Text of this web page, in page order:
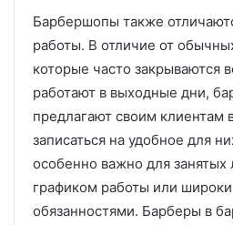
Барбершопы также
работы. В отличие от
которые часто закрываются
работают в выходные дни,
предлагают своим клиентам
записаться на удобное для
особенно важно для
графиком работы или
обязанностями. Барберы в